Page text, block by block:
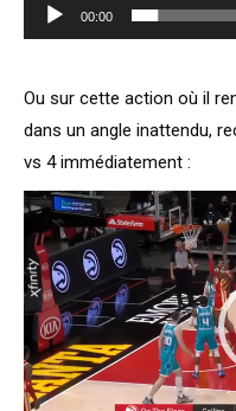
00:00
Ou sur cette action où il
dans un angle inattendu,
vs 4 immédiatement :